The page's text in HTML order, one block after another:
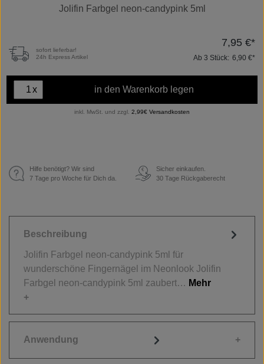
Jolifin Farbgel neon-candypink 5ml
sofort lieferbar!
24h Express Artikel
7,95 €*
Ab 3 Stück: 6,90 €*
x in den Warenkorb legen
inkl. MwSt. und zzgl. 2,99€ Versandkosten
Hilfe benötigt? Wir sind
7 Tage pro Woche für Dich da.
€
Sicher einkaufen.
30 Tage Rückgaberecht
Beschreibung
Jolifin Farbgel neon-candypink 5ml für
wunderschöne Fingernägel im Neonlook Jolifin
Farbgel neon-candypink 5ml zaubert… Mehr
Anwendung